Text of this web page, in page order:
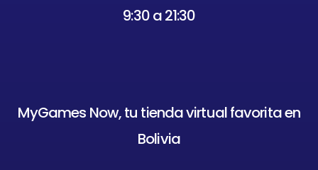
9:30 a 21:30
MyGames Now, tu tienda virtual favorita en
Bolivia